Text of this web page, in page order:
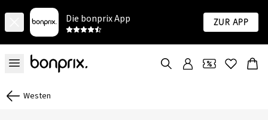
Die bonprix App Zur App
Westen